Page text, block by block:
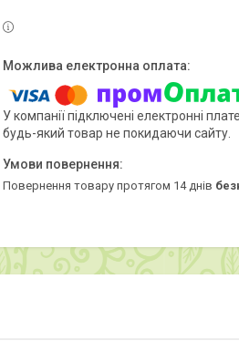
У компанії підключені електронні
будь-який товар не покидаючи сайту.
повернення товару протягом 14 днів